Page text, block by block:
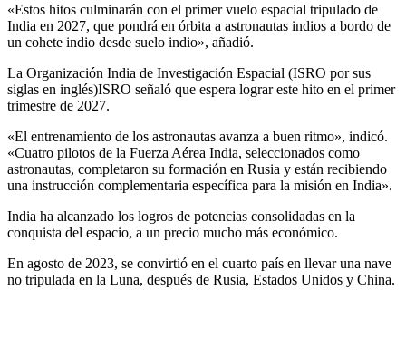
«Estos hitos culminarán con el primer vuelo espacial tripulado de
India en 2027, que pondrá en órbita a astronautas indios a bordo de
un cohete indio desde suelo indio», añadió.
La Organización India de Investigación Espacial (ISRO por sus
siglas en inglés)ISRO señaló que espera lograr este hito en el primer
trimestre de 2027.
«El entrenamiento de los astronautas avanza a buen ritmo», indicó.
«Cuatro pilotos de la Fuerza Aérea India, seleccionados como
astronautas, completaron su formación en Rusia y están recibiendo
una instrucción complementaria específica para la misión en India».
India ha alcanzado los logros de potencias consolidadas en la
conquista del espacio, a un precio mucho más económico.
En agosto de 2023, se convirtió en el cuarto país en llevar una nave
no tripulada en la Luna, después de Rusia, Estados Unidos y China.